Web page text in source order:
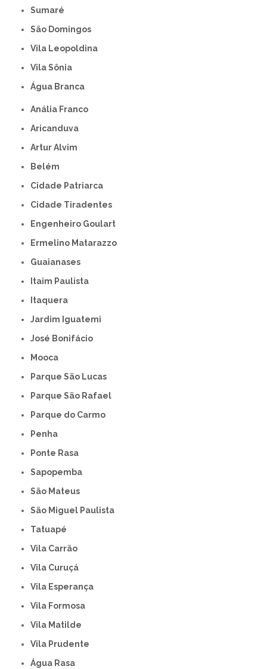
Sumaré
São Domingos
Vila Leopoldina
Vila Sônia
Água Branca
Anália Franco
Aricanduva
Artur Alvim
Belém
Cidade Patriarca
Cidade Tiradentes
Engenheiro Goulart
Ermelino Matarazzo
Guaianases
Itaim Paulista
Itaquera
Jardim Iguatemi
José Bonifácio
Mooca
Parque São Lucas
Parque São Rafael
Parque do Carmo
Penha
Ponte Rasa
Sapopemba
São Mateus
São Miguel Paulista
Tatuapé
Vila Carrão
Vila Curuçá
Vila Esperança
Vila Formosa
Vila Matilde
Vila Prudente
Água Rasa